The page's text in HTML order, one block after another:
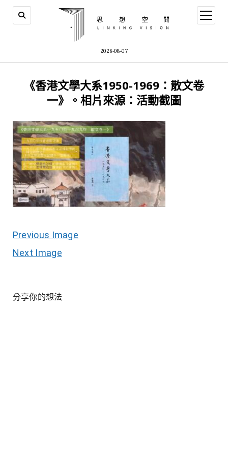
2026-08-07
open
menu
《香港文學大系1950-1969：散文卷
一》。相片來源：活動截圖
Previous Image
Next Image
分享你的想法